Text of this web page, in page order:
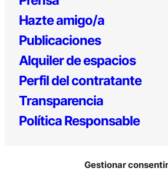
Gestionar
Hazte amigo/a
Publicaciones
Alquiler de espacios
Perfil del contratante
Transparencia
Política Responsable